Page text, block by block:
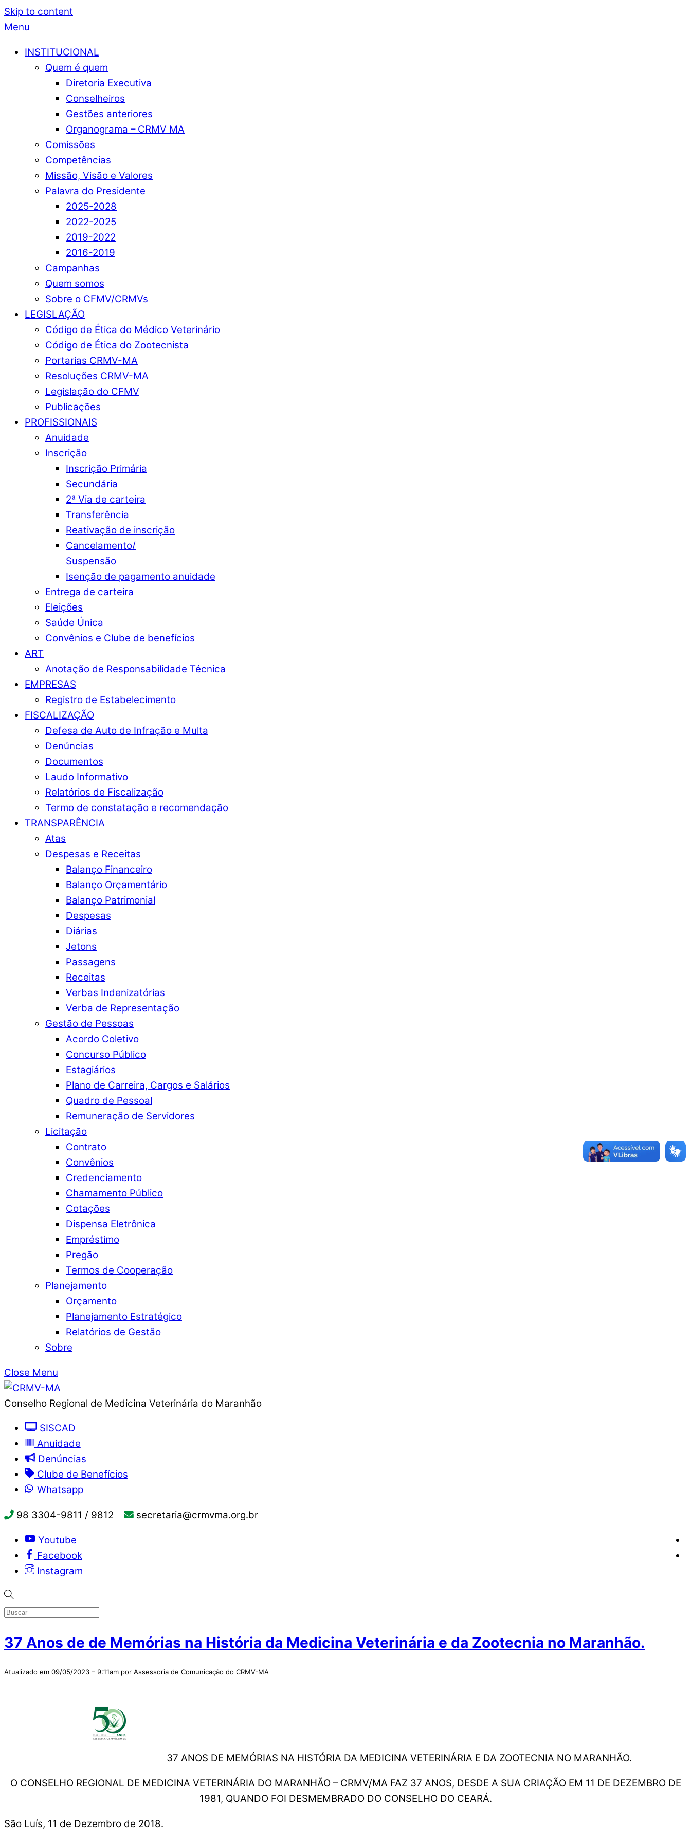
Skip to content
Menu
INSTITUCIONAL
Quem é quem
Diretoria Executiva
Conselheiros
Gestões anteriores
Organograma – CRMV MA
Comissões
Competências
Missão, Visão e Valores
Palavra do Presidente
2025-2028
2022-2025
2019-2022
2016-2019
Campanhas
Quem somos
Sobre o CFMV/CRMVs
LEGISLAÇÃO
Código de Ética do Médico Veterinário
Código de Ética do Zootecnista
Portarias CRMV-MA
Resoluções CRMV-MA
Legislação do CFMV
Publicações
PROFISSIONAIS
Anuidade
Inscrição
Inscrição Primária
Secundária
2ª Via de carteira
Transferência
Reativação de inscrição
Cancelamento/
Suspensão
Isenção de pagamento anuidade
Entrega de carteira
Eleições
Saúde Única
Convênios e Clube de benefícios
ART
Anotação de Responsabilidade Técnica
EMPRESAS
Registro de Estabelecimento
FISCALIZAÇÃO
Defesa de Auto de Infração e Multa
Denúncias
Documentos
Laudo Informativo
Relatórios de Fiscalização
Termo de constatação e recomendação
TRANSPARÊNCIA
Atas
Despesas e Receitas
Balanço Financeiro
Balanço Orçamentário
Balanço Patrimonial
Despesas
Diárias
Jetons
Passagens
Receitas
Verbas Indenizatórias
Verba de Representação
Gestão de Pessoas
Acordo Coletivo
Concurso Público
Estagiários
Plano de Carreira, Cargos e Salários
Quadro de Pessoal
Remuneração de Servidores
Licitação
Contrato
Convênios
Credenciamento
Chamamento Público
Cotações
Dispensa Eletrônica
Empréstimo
Pregão
Termos de Cooperação
Planejamento
Orçamento
Planejamento Estratégico
Relatórios de Gestão
Sobre
Close Menu
Conselho Regional de Medicina Veterinária do Maranhão
SISCAD
Anuidade
Denúncias
Clube de Benefícios
Whatsapp
98 3304-9811 / 9812 secretaria@crmvma.org.br
Youtube
Facebook
Instagram
37 Anos de de Memórias na História da Medicina Veterinária e da Zootecnia no Maranhão.
Atualizado em 09/05/2023 – 9:11am por Assessoria de Comunicação do CRMV-MA
37 ANOS DE MEMÓRIAS NA HISTÓRIA DA MEDICINA VETERINÁRIA E DA ZOOTECNIA NO MARANHÃO.
O CONSELHO REGIONAL DE MEDICINA VETERINÁRIA DO MARANHÃO – CRMV/MA FAZ 37 ANOS, DESDE A SUA CRIAÇÃO EM 11 DE DEZEMBRO DE
1981, QUANDO FOI DESMEMBRADO DO CONSELHO DO CEARÁ.
São Luís, 11 de Dezembro de 2018.